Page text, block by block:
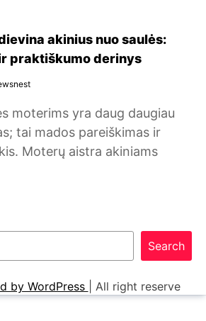
akinius nuo saulės:
praktiškumo derinys
moterims yra daug daugiau
tai mados pareiškimas ir
Moterų aistra akiniams
Search
by WordPress All right reserve